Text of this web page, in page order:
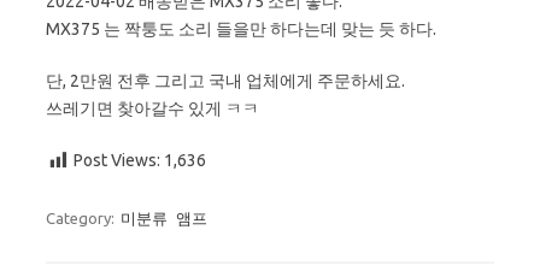
MX375 는 짝퉁도 소리 들을만 하다는데 맞는 듯 하다.
단, 2만원 전후 그리고 국내 업체에게 주문하세요.
쓰레기면 찾아갈수 있게 ㅋㅋ
Post Views: 1,636
Category: 미분류 앰프